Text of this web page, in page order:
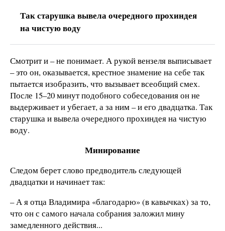
Так старушка вывела очередного прохиндея
на чистую воду
Смотрит и – не понимает. А рукой вензеля выписывает
– это он, оказывается, крестное знамение на себе так
пытается изобразить, что вызывает всеобщий смех.
После 15–20 минут подобного собеседования он не
выдерживает и убегает, а за ним – и его двадцатка. Так
старушка и вывела очередного прохиндея на чистую
воду.
Минирование
Следом берет слово предводитель следующей
двадцатки и начинает так:
– А я отца Владимира «благодарю» (в кавычках) за то,
что он с самого начала собрания заложил мину
замедленного действия...